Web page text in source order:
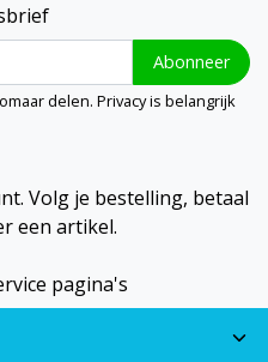
Abonneer
delen. Privacy is belangrijk
Volg je bestelling, betaal
een artikel.
pagina's